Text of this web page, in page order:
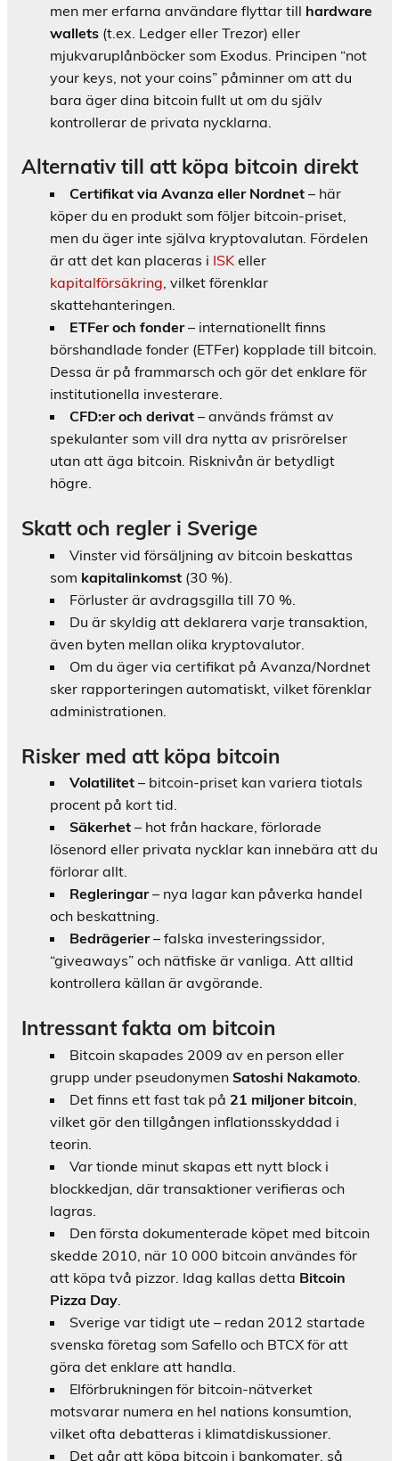
men mer erfarna användare flyttar till hardware
wallets (t.ex. Ledger eller Trezor) eller
mjukvaruplånböcker som Exodus. Principen “not
your keys, not your coins” påminner om att du
bara äger dina bitcoin fullt ut om du själv
kontrollerar de privata nycklarna.
Alternativ till att köpa bitcoin direkt
Certifikat via Avanza eller Nordnet – här
köper du en produkt som följer bitcoin-priset,
men du äger inte själva kryptovalutan. Fördelen
är att det kan placeras i ISK eller
kapitalförsäkring, vilket förenklar
skattehanteringen.
ETFer och fonder– internationellt finns
börshandlade fonder (ETFer) kopplade till bitcoin.
Dessa är på frammarsch och gör det enklare för
institutionella investerare.
CFD:er och derivat – används främst av
spekulanter som vill dra nytta av prisrörelser
utan att äga bitcoin. Risknivån är betydligt
högre.
Skatt och regler i Sverige
Vinster vid försäljning av bitcoin beskattas
som kapitalinkomst (30 %).
Förluster är avdragsgilla till 70 %.
Du är skyldig att deklarera varje transaktion,
även byten mellan olika kryptovalutor.
Om du äger via certifikat på Avanza/Nordnet
sker rapporteringen automatiskt, vilket förenklar
administrationen.
Risker med att köpa bitcoin
Volatilitet – bitcoin-priset kan variera tiotals
procent på kort tid.
Säkerhet – hot från hackare, förlorade
lösenord eller privata nycklar kan innebära att du
förlorar allt.
Regleringar– nya lagar kan påverka handel
och beskattning.
Bedrägerier– falska investeringssidor,
“giveaways” och nätfiske är vanliga. Att alltid
kontrollera källan är avgörande.
Intressant fakta om bitcoin
Bitcoin skapades 2009 av en person eller
grupp under pseudonymen Satoshi Nakamoto
Det finns ett fast tak på 21 miljoner bitcoin
vilket gör den tillgången inflationsskyddad i
teorin.
Var tionde minut skapas ett nytt block i
blockkedjan, där transaktioner verifieras och
lagras.
Den första dokumenterade köpet med bitcoin
skedde 2010, när 10 000 bitcoin användes för
att köpa två pizzor. Idag kallas detta Bitcoin
Pizza Day
Sverige var tidigt ute – redan 2012 startade
svenska företag som Safello och BTCX för att
göra det enklare att handla.
Elförbrukningen för bitcoin-nätverket
motsvarar numera en hel nations konsumtion,
vilket ofta debatteras i klimatdiskussioner.
Det går att köpa bitcoin i bankomater, så